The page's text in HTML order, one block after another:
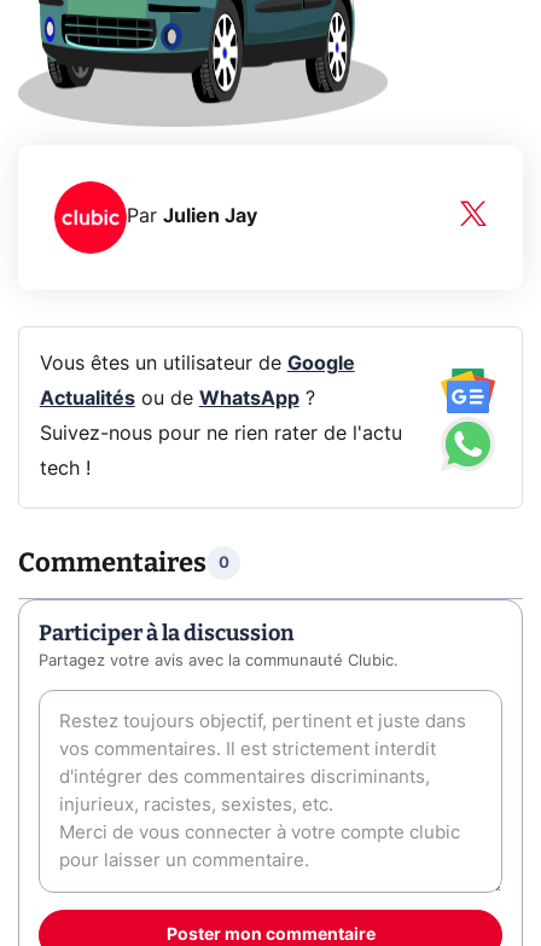
Par Julien Jay
Vous êtes un utilisateur de Google
Actualitésou de WhatsApp?
Suivez-nous pour ne rien rater de l'actu
tech !
Commentaires 0
Participer à la discussion
Partagez votre avis avec la communauté Clubic.
Poster mon commentaire